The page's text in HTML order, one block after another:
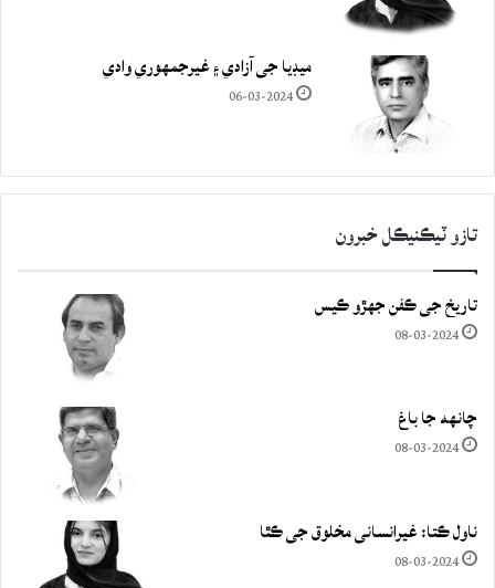
ميڊيا جي آزادي ۽ غيرجمھوري وادي
06-03-2024
تازو ٽيڪنيڪل خبرون
تاريخ جي ڪفن جھڙو ڪيس
08-03-2024
چانهه جا باغ
08-03-2024
ناول ڪتا: غيرانساني مخلوق جي ڪٿا
08-03-2024